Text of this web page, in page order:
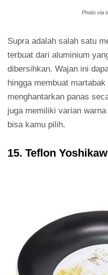
Photo via
Supra adalah salah satu
terbuat dari aluminium
dibersihkan. Wajan ini
hingga membuat
menghantarkan panas
juga memiliki varian
bisa kamu pilih.
15. Teflon